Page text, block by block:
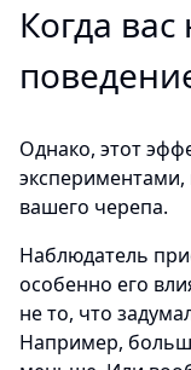
Когда
Однако, этот
вашего черепа.
Наблюдатель
особенно его
не то, что
Например,